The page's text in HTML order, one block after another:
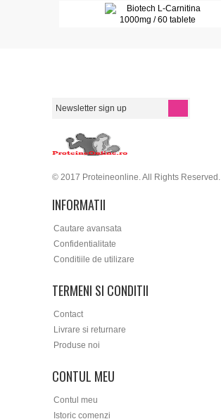
© 2017 Proteineonline. All Rights Reserved.
INFORMATII
Cautare avansata
Confidentialitate
Conditiile de utilizare
TERMENI SI CONDITII
Contact
Livrare si returnare
Produse noi
CONTUL MEU
Contul meu
Istoric comenzi